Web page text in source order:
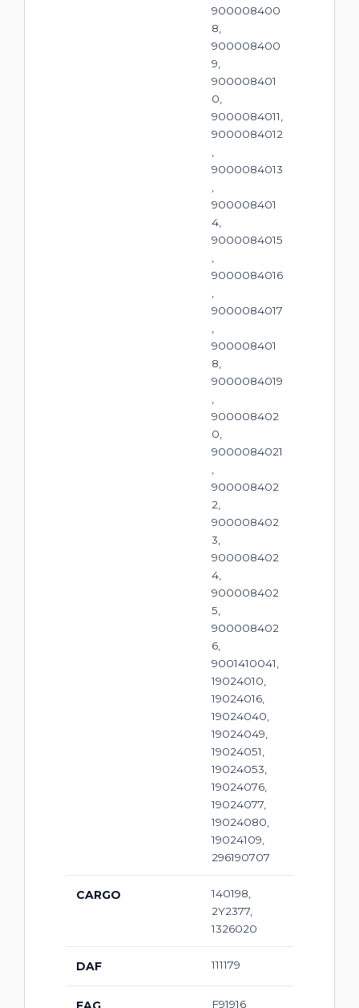
900008400
8,
900008400
9,
900008401
0,
9000084011,
9000084012
9000084013
900008401
4,
9000084015
9000084016
9000084017
900008401
8,
9000084019
900008402
0,
9000084021
900008402
2,
900008402
3,
900008402
4,
900008402
5,
900008402
6,
9001410041,
19024010,
19024016,
19024040,
19024049,
19024051,
19024053,
19024076,
19024077,
19024080,
19024109,
296190707
CARGO
140198,
2Y2377,
1326020
DAF 111179
F91916